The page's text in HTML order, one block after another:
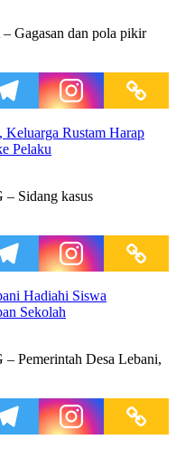
Gagasan dan pola pikir
Rustam Harap
Pelaku
Sidang kasus
Hadiahi Siswa
Sekolah
Pemerintah Desa Lebani,